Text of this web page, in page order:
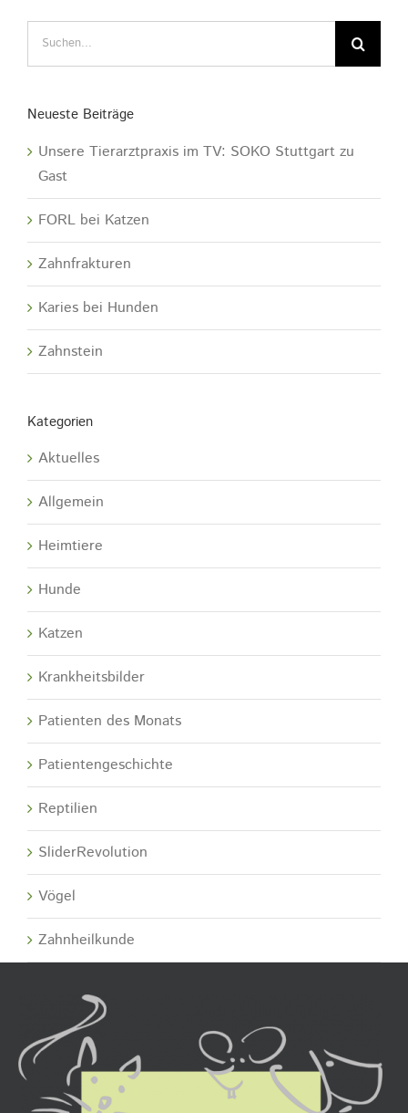
Neueste Beiträge
Unsere Tierarztpraxis im TV: SOKO Stuttgart zu
Gast
FORL bei Katzen
Zahnfrakturen
Karies bei Hunden
Zahnstein
Kategorien
Aktuelles
Allgemein
Heimtiere
Hunde
Katzen
Krankheitsbilder
Patienten des Monats
Patientengeschichte
Reptilien
SliderRevolution
Vögel
Zahnheilkunde